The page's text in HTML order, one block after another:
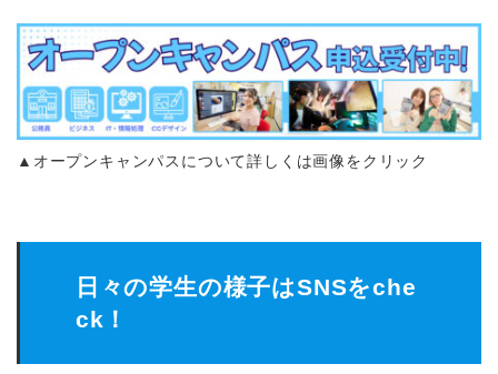
▲オープンキャンパスについて詳しくは画像をクリック
日々の学生の様子はSNSをche
ck！